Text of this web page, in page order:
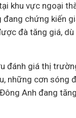
khu vực ngoại
chứng kiến
đà tăng giá,
đánh giá thị
những cơn sóng
Anh đang